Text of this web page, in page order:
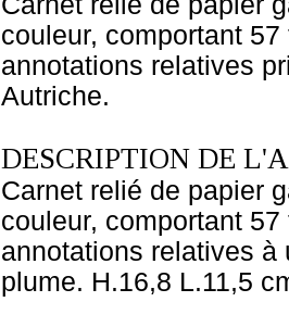
couleur, comportant
annotations relatives
Autriche.
DESCRIPTION DE
Carnet relié de papier
couleur, comportant
annotations relatives à
plume. H.16,8 L.11,5